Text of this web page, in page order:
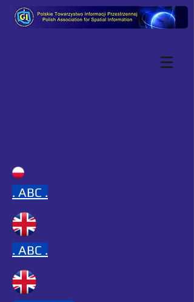
. ABC .
. ABC .